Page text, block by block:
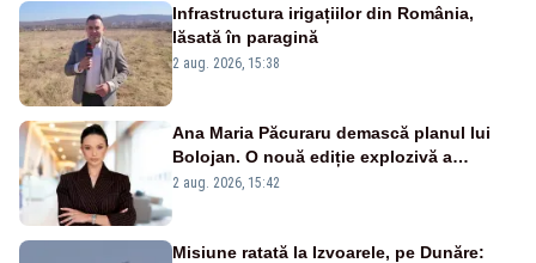
Infrastructura irigațiilor din România,
lăsată în paragină
2 aug. 2026, 15:38
Ana Maria Păcuraru demască planul lui
Bolojan. O nouă ediție explozivă a
emisiunii „Miza Zilei” la Realitatea PLUS
2 aug. 2026, 15:42
Misiune ratată la Izvoarele, pe Dunăre: